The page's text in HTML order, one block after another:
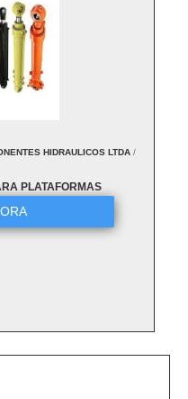
HIDRAULICOS LTDA/
PLATAFORMAS